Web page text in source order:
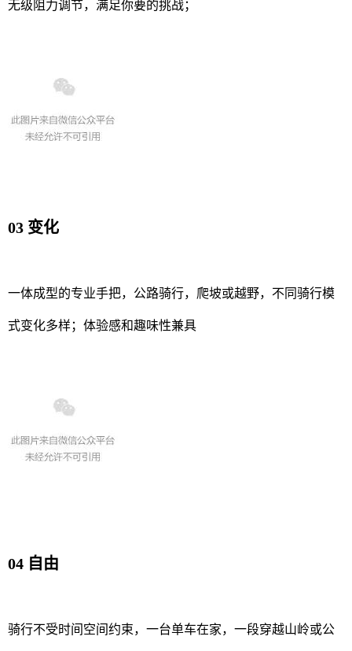
无级阻力调节，满足你要的挑战；
03 变化
一体成型的专业手把，公路骑行，爬坡或越野，不同骑行模
式变化多样；体验感和趣味性兼具
04 自由
骑行不受时间空间约束，一台单车在家，一段穿越山岭或公